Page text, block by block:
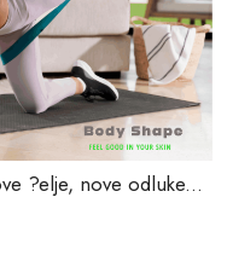
?elje, nove odluke...